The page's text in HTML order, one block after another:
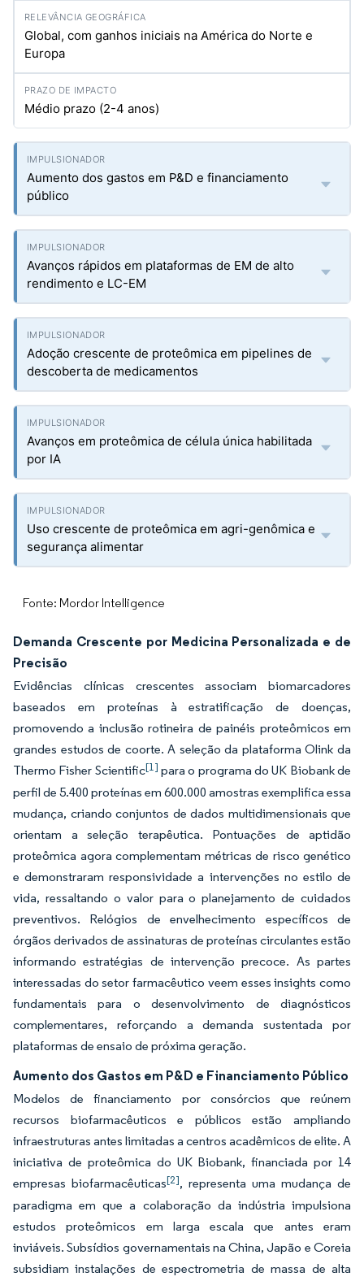
Global, com ganhos iniciais na América do Norte e
Europa
Médio prazo (2-4 anos)
Aumento dos gastos em P&D e financiamento
público
Avanços rápidos em plataformas de EM de alto
rendimento e LC-EM
Adoção crescente de proteômica em pipelines de
descoberta de medicamentos
Avanços em proteômica de célula única habilitada
por IA
Uso crescente de proteômica em agri-genômica e
segurança alimentar
Fonte: Mordor Intelligence
Demanda Crescente por Medicina Personalizada e de
Precisão
Evidências clínicas crescentes associam biomarcadores
baseados em proteínas à estratificação de doenças,
promovendo a inclusão rotineira de painéis proteômicos em
grandes estudos de coorte. A seleção da plataforma Olink da
Thermo Fisher Scientific[1] para o programa do UK Biobank de
perfil de 5.400 proteínas em 600.000 amostras exemplifica essa
mudança, criando conjuntos de dados multidimensionais que
orientam a seleção terapêutica. Pontuações de aptidão
proteômica agora complementam métricas de risco genético
e demonstraram responsividade a intervenções no estilo de
vida, ressaltando o valor para o planejamento de cuidados
preventivos. Relógios de envelhecimento específicos de
órgãos derivados de assinaturas de proteínas circulantes estão
informando estratégias de intervenção precoce. As partes
interessadas do setor farmacêutico veem esses insights como
fundamentais para o desenvolvimento de diagnósticos
complementares, reforçando a demanda sustentada por
plataformas de ensaio de próxima geração.
Aumento dos Gastos em P&D e Financiamento Público
Modelos de financiamento por consórcios que reúnem
recursos biofarmacêuticos e públicos estão ampliando
infraestruturas antes limitadas a centros acadêmicos de elite. A
iniciativa de proteômica do UK Biobank, financiada por 14
empresas biofarmacêuticas[2], representa uma mudança de
paradigma em que a colaboração da indústria impulsiona
estudos proteômicos em larga escala que antes eram
inviáveis. Subsídios governamentais na China, Japão e Coreia
subsidiam instalações de espectrometria de massa de alta